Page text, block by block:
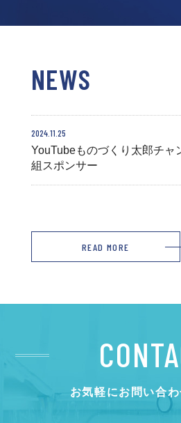
NEWS
2024.11.25
YouTubeものづくり太郎チャ
組スポンサー
READ MORE
お気軽にお問い合